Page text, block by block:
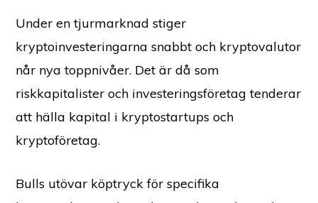
Under en tjurmarknad stiger
kryptoinvesteringarna snabbt och kryptovalutor
når nya toppnivåer. Det är då som
riskkapitalister och investeringsföretag tenderar
att hälla kapital i kryptostartups och
kryptoföretag.
Bulls utövar köptryck för specifika